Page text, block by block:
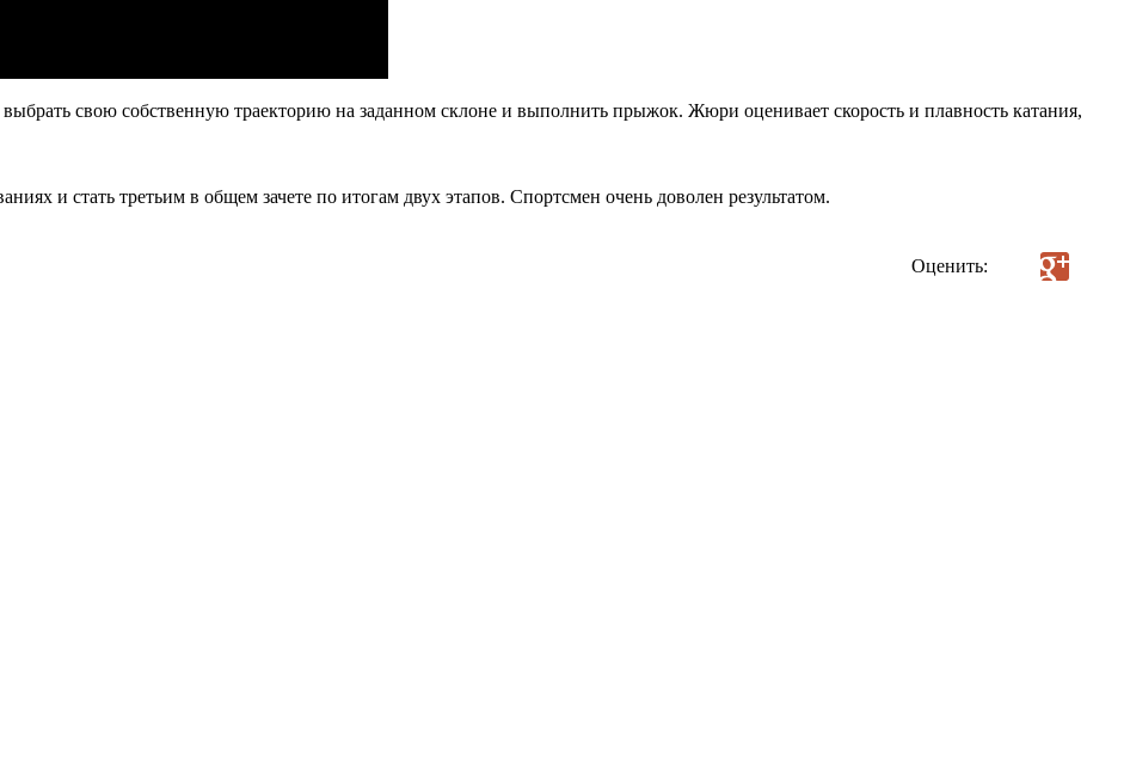
свою собственную траекторию на заданном склоне и выполнить прыжок. Жюри оценивает скорость и плавность катания,
и стать третьим в общем зачете по итогам двух этапов. Спортсмен очень доволен результатом.
Оценить: